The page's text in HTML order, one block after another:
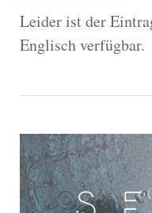
Leider ist der
Englisch verfügbar.